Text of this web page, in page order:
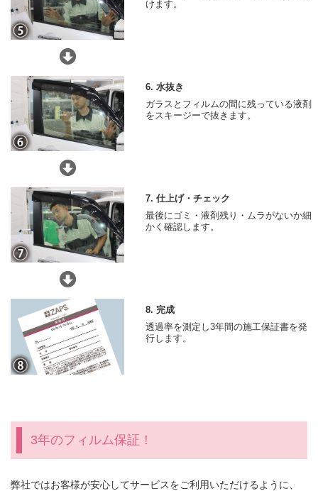
けます。
6. 水抜き
ガラスとフィルムの間に残っている液剤
をスキージーで抜きます。
7. 仕上げ・チェック
最後にゴミ・液剤残り・ムラがないか細
かく確認します。
8. 完成
透過率を測定し3年間の施工保証書を発
行します。
3年のフィルム保証！
弊社ではお客様が安心してサービスをご利用いただけるように、